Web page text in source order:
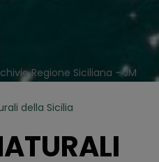
Regione Siciliana - JM
della Sicilia